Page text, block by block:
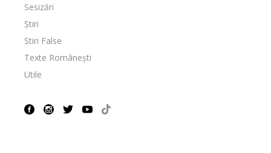
Sesizări
Știri
Stiri False
Texte Românești
Utile